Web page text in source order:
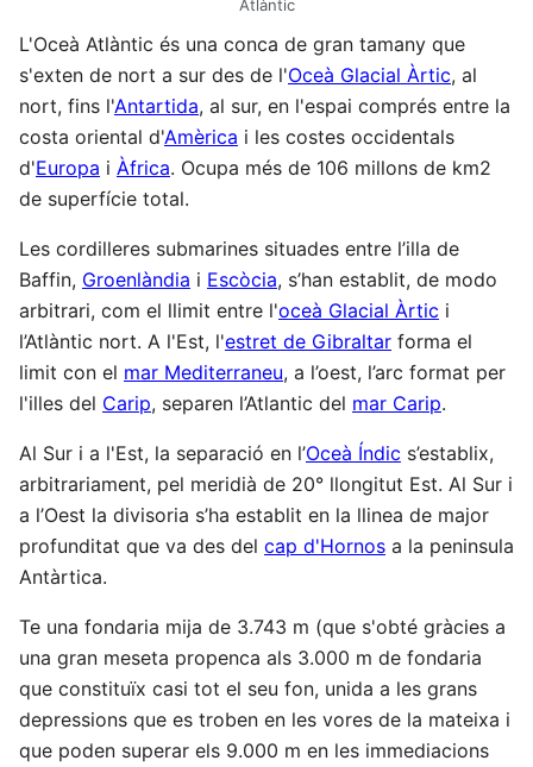
Atlàntic
L'Oceà Atlàntic és una conca de gran tamany que
s'exten de nort a sur des de l'Oceà Glacial Àrtic, al
nort, fins l'Antartida, al sur, en l'espai comprés entre la
costa oriental d'Amèrica i les costes occidentals
d'Europa i Àfrica. Ocupa més de 106 millons de km2
de superfície total.
Les cordilleres submarines situades entre l’illa de
Baffin, Groenlàndia i Escòcia, s’han establit, de modo
arbitrari, com el llimit entre l'oceà Glacial Àrtic i
l’Atlàntic nort. A l'Est, l'estret de Gibraltar forma el
limit con el mar Mediterraneu, a l’oest, l’arc format per
l'illes del Carip, separen l’Atlantic del mar Carip.
Al Sur i a l'Est, la separació en l’Oceà Índic s’establix,
arbitrariament, pel meridià de 20° llongitut Est. Al Sur i
a l’Oest la divisoria s’ha establit en la llinea de major
profunditat que va des del cap d'Hornos a la peninsula
Antàrtica.
Te una fondaria mija de 3.743 m (que s'obté gràcies a
una gran meseta propenca als 3.000 m de fondaria
que constituïx casi tot el seu fon, unida a les grans
depressions que es troben en les vores de la mateixa i
que poden superar els 9.000 m en les immediacions